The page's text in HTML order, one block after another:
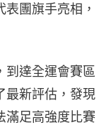
團旗手亮相，
到達全運會賽區
最新評估，發現
滿足高強度比賽